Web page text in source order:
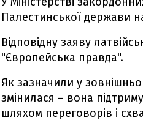
Палестинської держави
Відповідну заяву
"Європейська правда".
Як зазначили у
змінилася – вона
шляхом переговорів і